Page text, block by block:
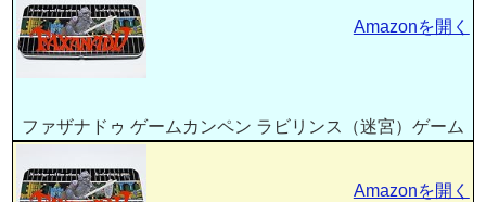
ファザナドゥ ゲームカンペン ラビリンス（迷宮）ゲーム
Amazonを開く
Amazonを開く